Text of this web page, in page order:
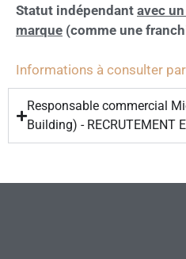
Statut indépendant avec
marque (comme une
Informations à consulter
Responsable commercial
Building) - RECRUTEMENT